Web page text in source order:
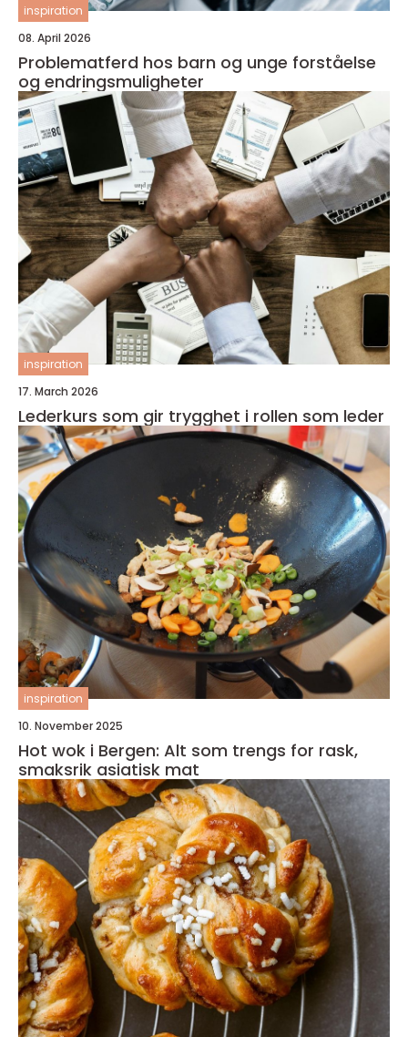
inspiration
08. April 2026
Problematferd hos barn og unge forståelse
og endringsmuligheter
inspiration
17. March 2026
Lederkurs som gir trygghet i rollen som leder
inspiration
10. November 2025
Hot wok i Bergen: Alt som trengs for rask,
smaksrik asiatisk mat